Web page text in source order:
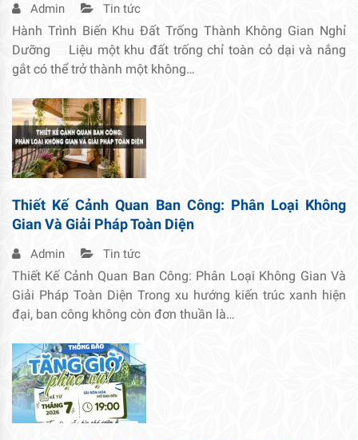
Admin Tin tức
Hành Trình Biến Khu Đất Trống Thành Không Gian Nghỉ
Dưỡng Liệu một khu đất trống chỉ toàn cỏ dại và nắng
gắt có thể trở thành một không…
Thiết Kế Cảnh Quan Ban Công: Phân Loại Không
Gian Và Giải Pháp Toàn Diện
Admin Tin tức
Thiết Kế Cảnh Quan Ban Công: Phân Loại Không Gian Và
Giải Pháp Toàn Diện Trong xu hướng kiến trúc xanh hiện
đại, ban công không còn đơn thuần là…